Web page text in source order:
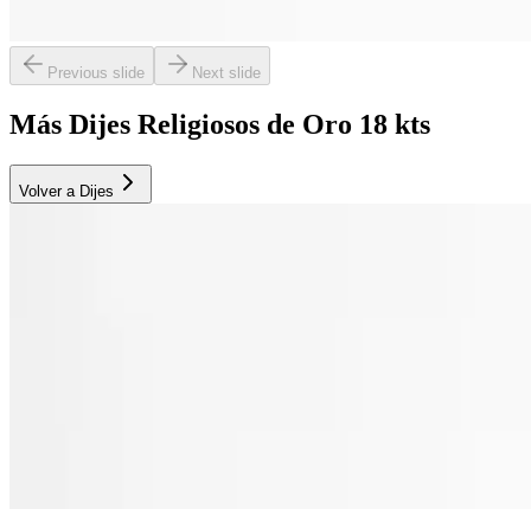
Previous slide Next slide
Más Dijes Religiosos de Oro 18 kts
Volver a Dijes